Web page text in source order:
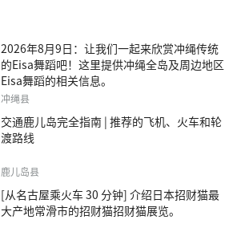
2026年8月9日：让我们一起来欣赏冲绳传统
的Eisa舞蹈吧！这里提供冲绳全岛及周边地区
Eisa舞蹈的相关信息。
冲绳县
交通鹿儿岛完全指南 | 推荐的飞机、火车和轮
渡路线
鹿儿岛县
[从名古屋乘火车 30 分钟] 介绍日本招财猫最
大产地常滑市的招财猫招财猫展览。